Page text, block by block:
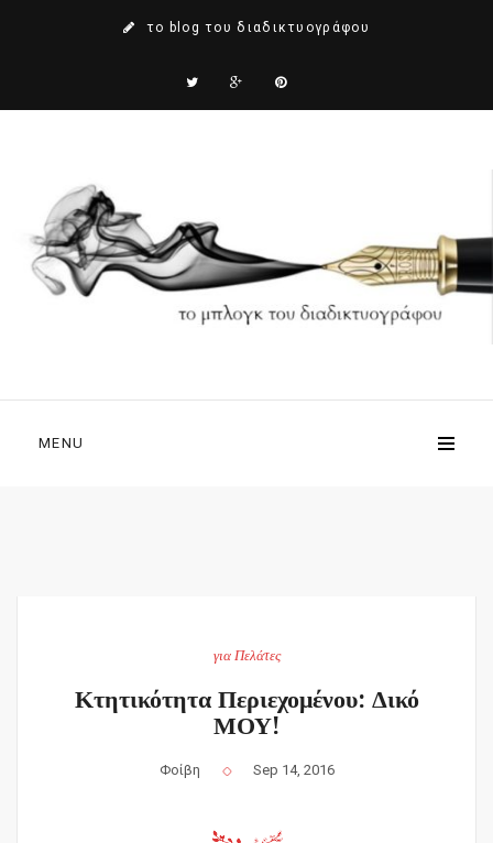
το blog του διαδικτυογράφου
MENU
για Πελάτες
Κτητικότητα Περιεχομένου: Δικό
ΜΟΥ!
Φοίβη Sep 14, 2016